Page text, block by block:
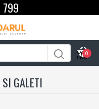
0
GALETI